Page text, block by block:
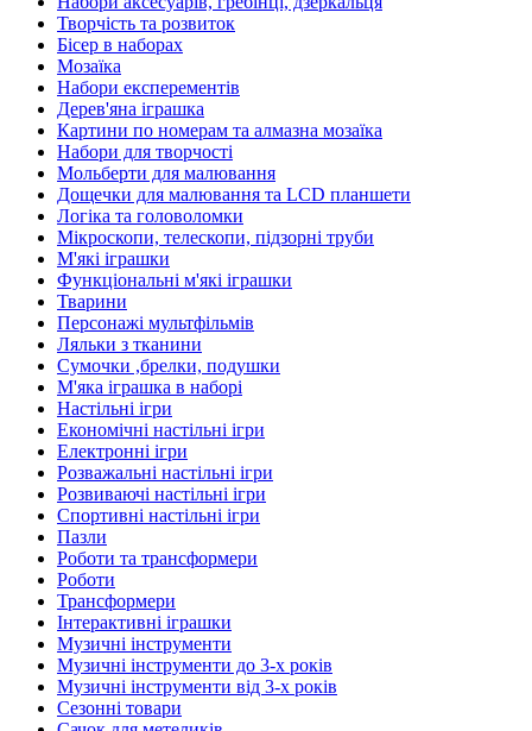
Творчість та розвиток
Бісер в наборах
Мозаїка
Набори експерементів
Дерев'яна іграшка
Картини по номерам та алмазна мозаїка
Набори для творчості
Мольберти для малювання
Дощечки для малювання та LCD планшети
Логіка та головоломки
Мікроскопи, телескопи, підзорні труби
М'які іграшки
Функціональні м'які іграшки
Тварини
Персонажі мультфільмів
Ляльки з тканини
Сумочки ,брелки, подушки
М'яка іграшка в наборі
Настільні ігри
Економічні настільні ігри
Електронні ігри
Розважальні настільні ігри
Розвиваючі настільні ігри
Спортивні настільні ігри
Пазли
Роботи та трансформери
Роботи
Трансформери
Інтерактивні іграшки
Музичні інструменти
Музичні інструменти до 3-х років
Музичні інструменти від 3-х років
Сезонні товари